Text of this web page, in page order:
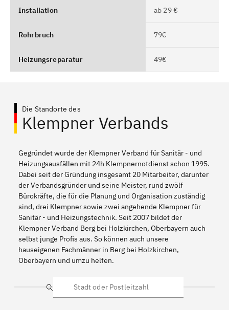
Installation ab 29 €
Rohrbruch 79€
Heizungsreparatur 49€
Die Standorte des
Klempner Verbands
Gegründet wurde der Klempner Verband für Sanitär - und
Heizungsausfällen mit 24h Klempnernotdienst schon 1995.
Dabei seit der Gründung insgesamt 20 Mitarbeiter, darunter
der Verbandsgründer und seine Meister, rund zwölf
Bürokräfte, die für die Planung und Organisation zuständig
sind, drei Klempner sowie zwei angehende Klempner für
Sanitär - und Heizungstechnik. Seit 2007 bildet der
Klempner Verband Berg bei Holzkirchen, Oberbayern auch
selbst junge Profis aus. So können auch unsere
hauseigenen Fachmänner in Berg bei Holzkirchen,
Oberbayern und umzu helfen.
Suche